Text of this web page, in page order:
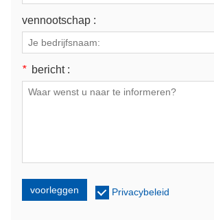
vennootschap :
* bericht :
voorleggen Privacybeleid